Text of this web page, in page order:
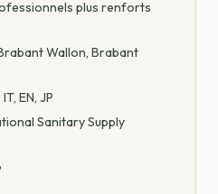
plus renforts
Wallon, Brabant
EN, JP
Sanitary Supply